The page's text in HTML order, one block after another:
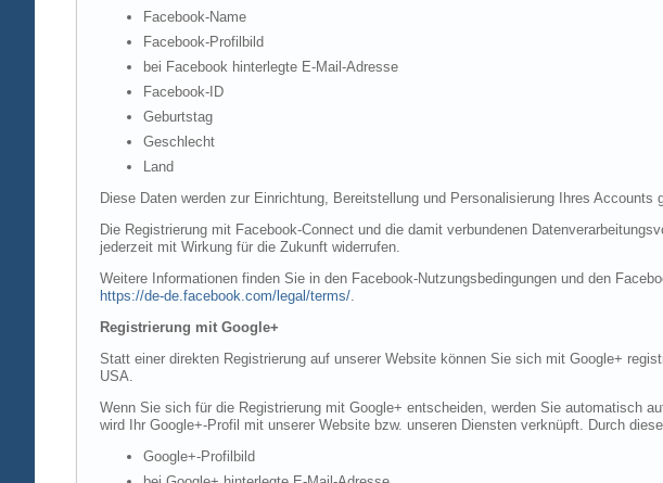
Facebook-Name
Facebook-Profilbild
bei Facebook hinterlegte E-Mail-Adresse
Facebook-ID
Geburtstag
Geschlecht
Land
Diese Daten werden zur Einrichtung, Bereitstellung und Personalisierung Ihres Accounts
Die Registrierung mit Facebook-Connect und die damit verbundenen
jederzeit mit Wirkung für die Zukunft widerrufen.
Weitere Informationen finden Sie in den Facebook-Nutzungsbedingungen und den
https://de-de.facebook.com/legal/terms/.
Registrierung mit Google+
Statt einer direkten Registrierung auf unserer Website können Sie sich mit Google+
USA.
Wenn Sie sich für die Registrierung mit Google+ entscheiden, werden Sie automatisch
wird Ihr Google+-Profil mit unserer Website bzw. unseren Diensten verknüpft. Durch
Google+-Profilbild